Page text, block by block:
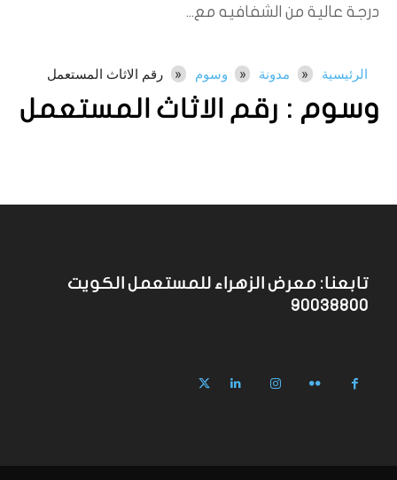
وسوم : رقم الاثاث المستعمل
الرئيسية مدونة وسوم رقم الاثاث المستعمل
درجة عالية من الشفافيه مع...
تابعنا: معرض الزهراء للمستعمل الكويت
90038800